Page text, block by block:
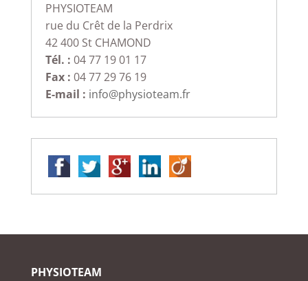
PHYSIOTEAM
rue du Crêt de la Perdrix
42 400 St CHAMOND
Tél. : 04 77 19 01 17
Fax : 04 77 29 76 19
E-mail : info@physioteam.fr
PHYSIOTEAM